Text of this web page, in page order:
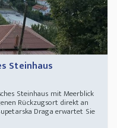
Steinhaus
Steinhaus mit Meerblick
Rückzugsort direkt an
Draga erwartet Sie